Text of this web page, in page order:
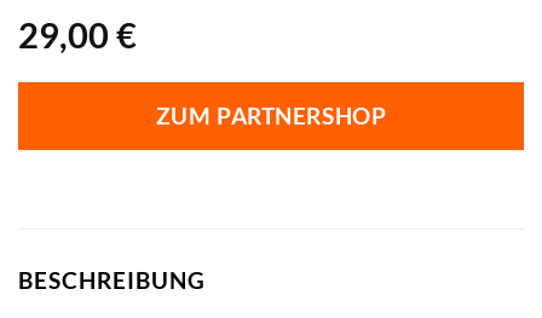
29,00 €
ZUM PARTNERSHOP
BESCHREIBUNG